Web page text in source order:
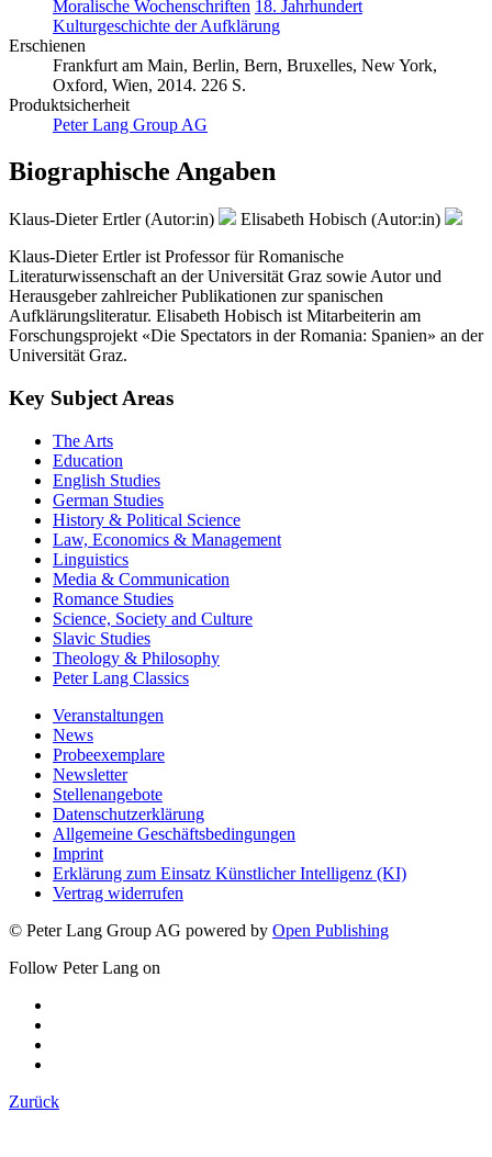
Moralische Wochenschriften 18. Jahrhundert
Kulturgeschichte der Aufklärung
Erschienen
Frankfurt am Main, Berlin, Bern, Bruxelles, New York,
Oxford, Wien, 2014. 226 S.
Produktsicherheit
Peter Lang Group AG
Biographische Angaben
Klaus-Dieter Ertler (Autor:in)
Elisabeth Hobisch (Autor:in)
Klaus-Dieter Ertler ist Professor für Romanische
Literaturwissenschaft an der Universität Graz sowie Autor und
Herausgeber zahlreicher Publikationen zur spanischen
Aufklärungsliteratur. Elisabeth Hobisch ist Mitarbeiterin am
Forschungsprojekt «Die Spectators in der Romania: Spanien» an der
Universität Graz.
Key Subject Areas
The Arts
Education
English Studies
German Studies
History & Political Science
Law, Economics & Management
Linguistics
Media & Communication
Romance Studies
Science, Society and Culture
Slavic Studies
Theology & Philosophy
Peter Lang Classics
Veranstaltungen
News
Probeexemplare
Newsletter
Stellenangebote
Datenschutzerklärung
Allgemeine Geschäftsbedingungen
Imprint
Erklärung zum Einsatz Künstlicher Intelligenz (KI)
Vertrag widerrufen
© Peter Lang Group AG powered by Open Publishing
Follow Peter Lang on
Zurück